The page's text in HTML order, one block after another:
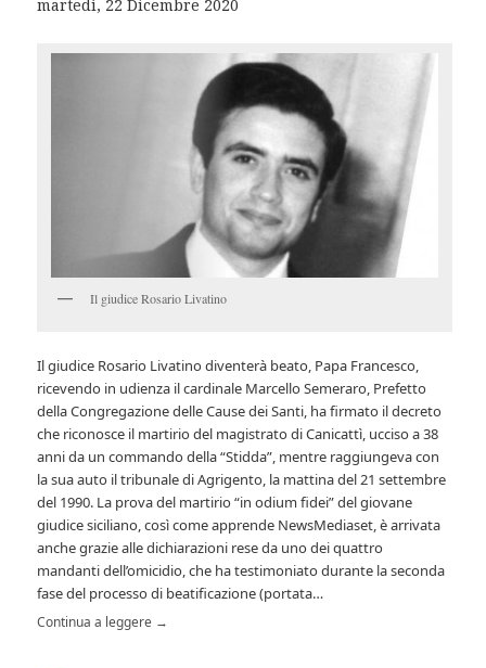
martedì, 22 Dicembre 2020
Il giudice Rosario Livatino
Il giudice Rosario Livatino diventerà beato, Papa Francesco,
ricevendo in udienza il cardinale Marcello Semeraro, Prefetto
della Congregazione delle Cause dei Santi, ha firmato il decreto
che riconosce il martirio del magistrato di Canicattì, ucciso a 38
anni da un commando della “Stidda”, mentre raggiungeva con
la sua auto il tribunale di Agrigento, la mattina del 21 settembre
del 1990. La prova del martirio “in odium fidei” del giovane
giudice siciliano, così come apprende NewsMediaset, è arrivata
anche grazie alle dichiarazioni rese da uno dei quattro
mandanti dell’omicidio, che ha testimoniato durante la seconda
fase del processo di beatificazione (portata…
Continua a leggere →